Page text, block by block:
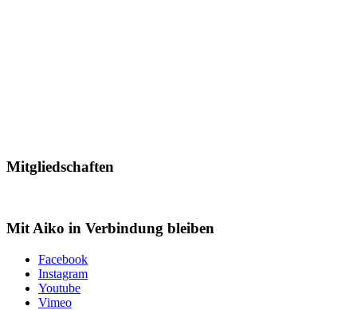
Mitgliedschaften
Mit Aiko in Verbindung bleiben
Facebook
Instagram
Youtube
Vimeo